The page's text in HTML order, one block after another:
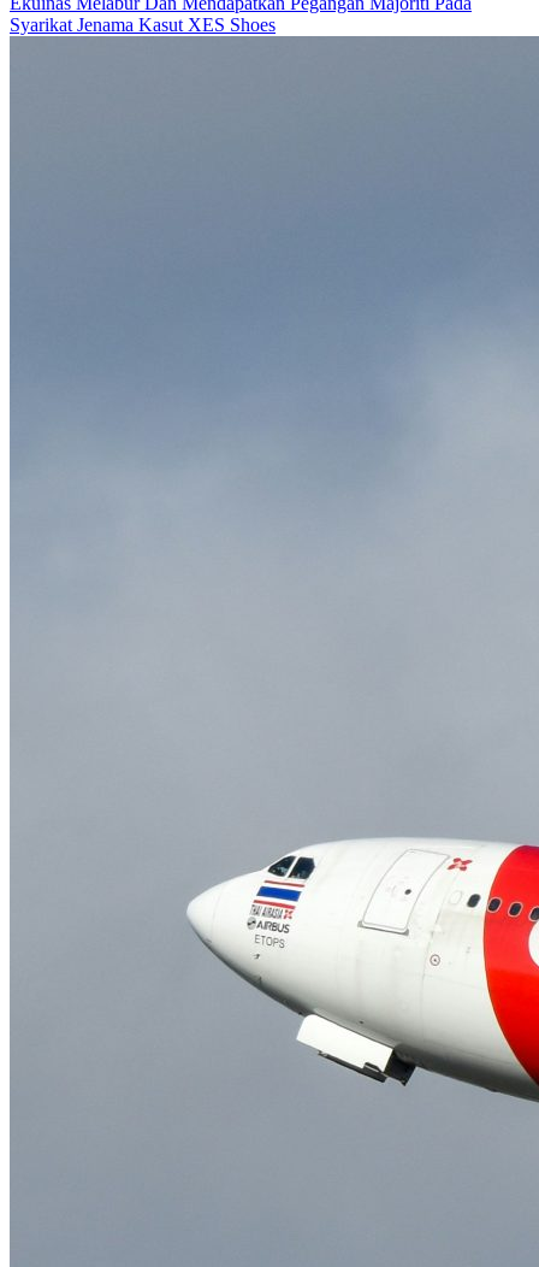
Syarikat Jenama Kasut XES Shoes